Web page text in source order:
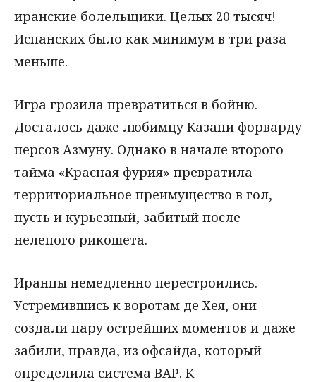
иранские болельщики. Целых 20 тысяч!
Испанских было как минимум в три раза
меньше.
Игра грозила превратиться в бойню.
Досталось даже любимцу Казани форварду
персов Азмуну. Однако в начале второго
тайма «Красная фурия» превратила
территориальное преимущество в гол,
пусть и курьезный, забитый после
нелепого рикошета.
Иранцы немедленно перестроились.
Устремившись к воротам де Хея, они
создали пару острейших моментов и даже
забили, правда, из офсайда, который
определила система ВАР. К